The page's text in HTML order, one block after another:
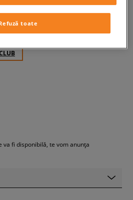
va fi disponibilă, te vom anunța
toate